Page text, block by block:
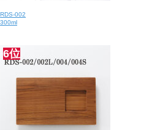
RDS-002
300ml
6位